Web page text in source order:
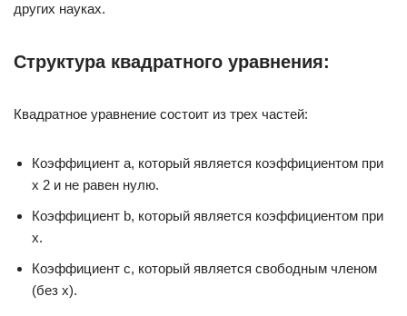
других науках.
Структура квадратного уравнения:
Квадратное уравнение состоит из трех частей:
Коэффициент a, который является коэффициентом при
x 2 и не равен нулю.
Коэффициент b, который является коэффициентом при
x.
Коэффициент c, который является свободным членом
(без x).